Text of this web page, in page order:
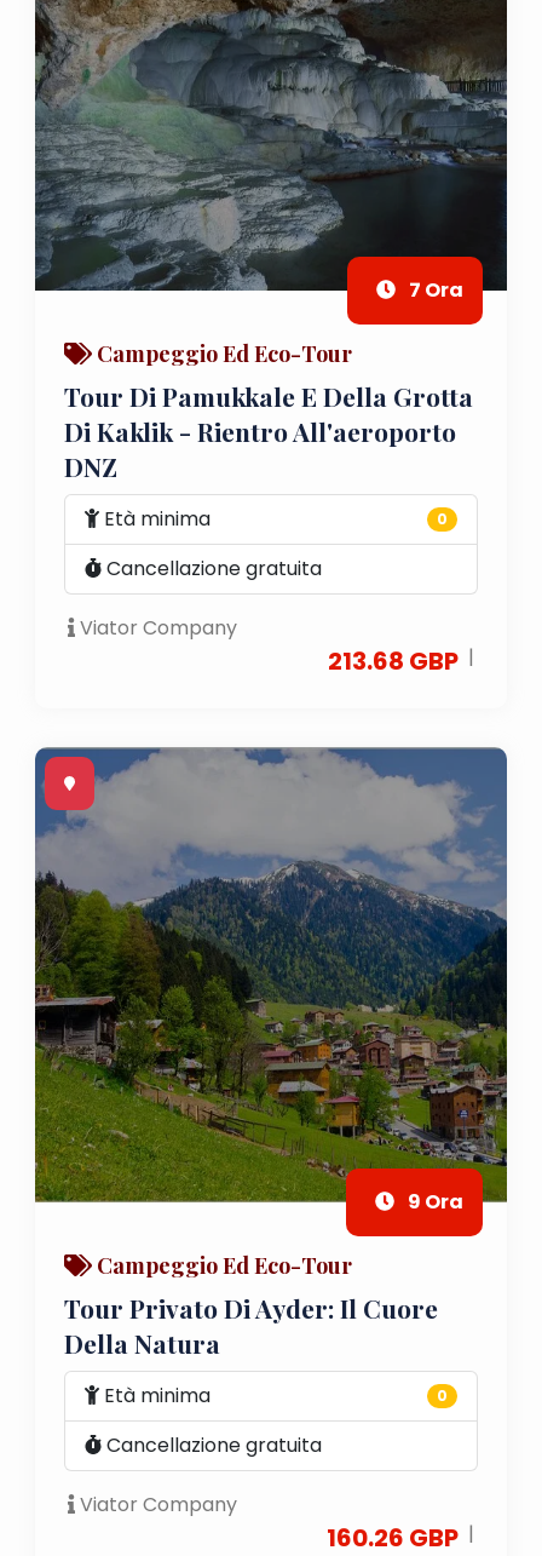
7 Ora
Campeggio Ed Eco-Tour
Tour Di Pamukkale E Della Grotta
Di Kaklik - Rientro All'aeroporto
DNZ
Età minima 0
Cancellazione gratuita
Viator Company
213.68 GBP |
9 Ora
Campeggio Ed Eco-Tour
Tour Privato Di Ayder: Il Cuore
Della Natura
Età minima 0
Cancellazione gratuita
Viator Company
160.26 GBP |